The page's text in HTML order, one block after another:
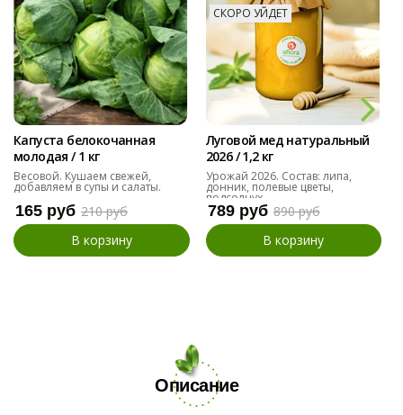
Капуста белокочанная
молодая / 1 кг
Весовой. Кушаем свежей,
добавляем в супы и салаты.
165 руб 210 руб
В корзину
СКОРО УЙДЕТ
Луговой мед натуральный
2026 / 1,2 кг
Урожай 2026. Состав: липа,
донник, полевые цветы,
подсолнух
789 руб 890 руб
В корзину
Описание